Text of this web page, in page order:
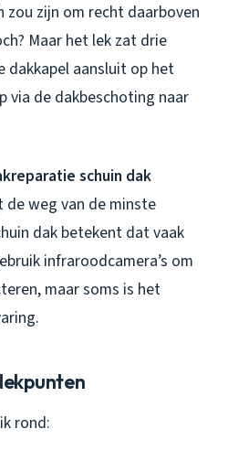
zou zijn om recht daarboven
Maar het lek zat drie
dakkapel aansluit op het
via de dakbeschoting naar
schuin dak
weg van de minste
dak betekent dat vaak
infraroodcamera’s om
maar soms is het
rond: